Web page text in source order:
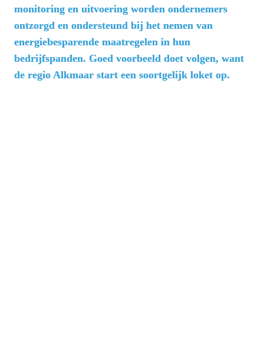
monitoring en uitvoering worden ondernemers
ontzorgd en ondersteund bij het nemen van
energiebesparende maatregelen in hun
bedrijfspanden. Goed voorbeeld doet volgen, want
de regio Alkmaar start een soortgelijk loket op.